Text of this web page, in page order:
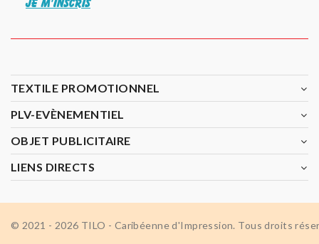
JE M'INSCRIS
TEXTILE PROMOTIONNEL
PLV-EVÈNEMENTIEL
OBJET PUBLICITAIRE
LIENS DIRECTS
© 2021 - 2026 TILO - Caribéenne d'Impression. Tous droits